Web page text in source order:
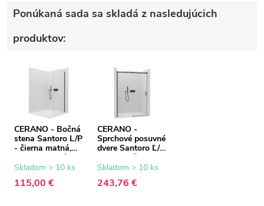
Ponúkaná sada sa skladá z nasledujúcich
produktov:
CERANO - Bočná
stena Santoro L/P
- čierna matná,
transparentné
sklo - 70x195 cm
Skladom > 10 ks
115,00 €
CERANO -
Sprchové posuvné
dvere Santoro Ľ/P
- 6 mm - čierna
matná,
sklo - 130x195
Skladom > 10 ks
243,76 €